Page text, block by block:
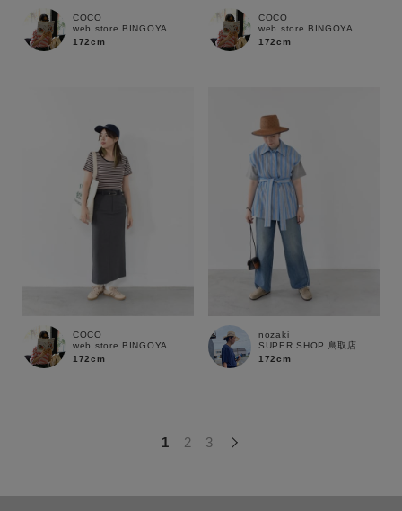
COCO
web store BINGOYA
172cm
COCO
web store BINGOYA
172cm
COCO
web store BINGOYA
172cm
nozaki
SUPER SHOP 鳥取店
172cm
1 2 3